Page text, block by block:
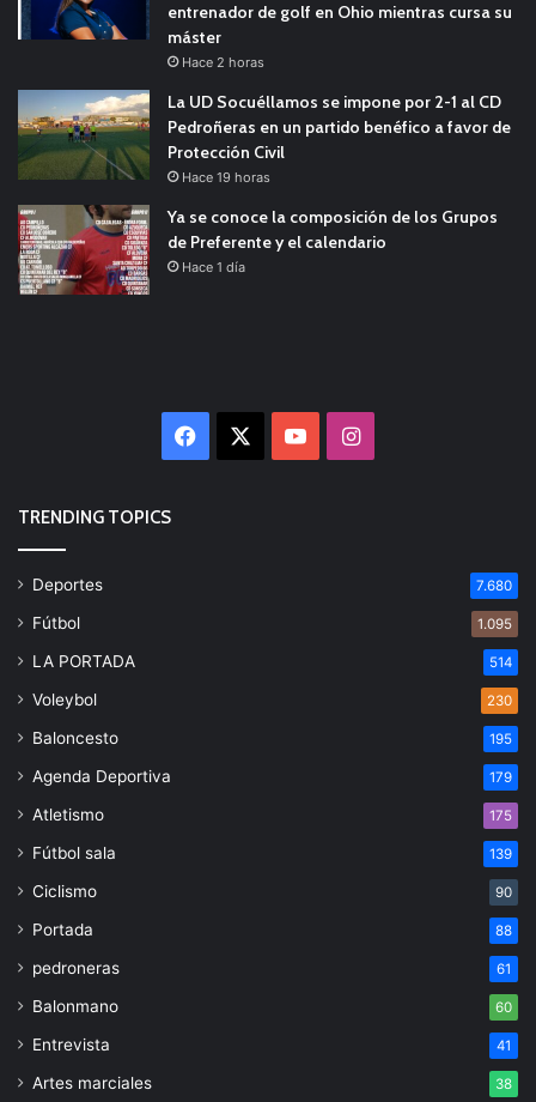
entrenador de golf en Ohio mientras cursa su
máster
Hace 2 horas
La UD Socuéllamos se impone por 2-1 al CD
Pedroñeras en un partido benéfico a favor de
Protección Civil
Hace 19 horas
Ya se conoce la composición de los Grupos
de Preferente y el calendario
Hace 1 día
Facebook YouTubeInstagram
TRENDING TOPICS
Deportes 7.680
Fútbol 1.095
LA PORTADA 514
Voleybol 230
Baloncesto 195
Agenda Deportiva 179
Atletismo 175
Fútbol sala 139
Ciclismo 90
Portada 88
pedroneras 61
Balonmano 60
Entrevista 41
Artes marciales 38